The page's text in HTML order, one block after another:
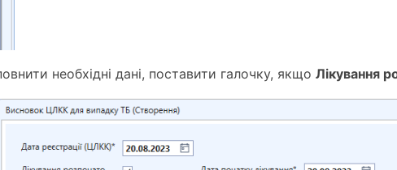
необхідні дані, поставити галочку, якщо Лікування